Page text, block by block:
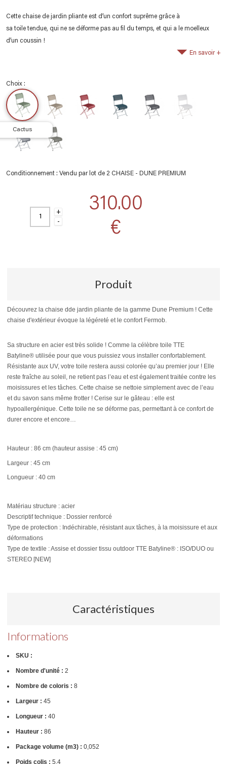
Cette chaise de jardin pliante est d’un confort suprême grâce à
sa toile tendue, qui ne se déforme pas au fil du temps, et qui a le moelleux
d’un coussin !
En savoir +
Choix :
cactus
Conditionnement : Vendu par lot de 2 CHAISE - DUNE PREMIUM
+
-
310.00
€
Produit
Découvrez la chaise dde jardin pliante de la gamme Dune Premium ! Cette
chaise d'extérieur évoque la légéreté et le confort Fermob.
Sa structure en acier est très solide ! Comme la célèbre toile TTE
Batyline® utilisée pour que vous puissiez vous installer confortablement.
Résistante aux UV, votre toile restera aussi colorée qu’au premier jour ! Elle
reste fraîche au soleil, ne retient pas l’eau et est également traitée contre les
moisissures et les tâches. Cette chaise se nettoie simplement avec de l’eau
et du savon sans même frotter ! Cerise sur le gâteau : elle est
hypoallergénique. Cette toile ne se déforme pas, permettant à ce confort de
durer encore et encore…
Hauteur : 86 cm (hauteur assise : 45 cm)
Largeur : 45 cm
Longueur : 40 cm
Matériau structure : acier
Descriptif technique : Dossier renforcé
Type de protection : Indéchirable, résistant aux tâches, à la moisissure et aux
déformations
Type de textile : Assise et dossier tissu outdoor TTE Batyline® : ISO/DUO ou
STEREO [NEW]
Caractéristiques
Informations
SKU :
Nombre d'unité : 2
Nombre de coloris : 8
Largeur : 45
Longueur : 40
Hauteur : 86
Package volume (m3) : 0,052
Poids colis : 5,4